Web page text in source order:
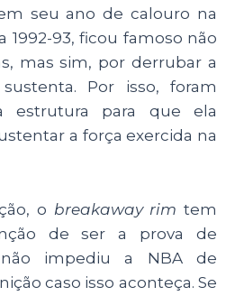
seu ano de calouro na
1992-93, ficou famoso não
mas sim, por derrubar a
Por isso, foram
estrutura para que ela
a força exercida na
o breakaway rimtem
de ser a prova de
impediu a NBA de
caso isso aconteça. Se